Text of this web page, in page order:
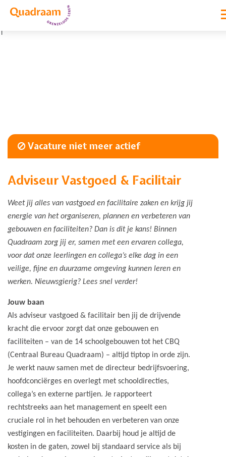
|
Vacature niet meer actief
Adviseur Vastgoed & Facilitair
Weet jij alles van vastgoed en facilitaire zaken en krijg jij
energie van het organiseren, plannen en verbeteren van
gebouwen en faciliteiten? Dan is dit je kans! Binnen
Quadraam zorg jij er, samen met een ervaren collega,
voor dat onze leerlingen en collega’s elke dag in een
veilige, fijne en duurzame omgeving kunnen leren en
werken. Nieuwsgierig? Lees snel verder!
Jouw baan
Als adviseur vastgoed & facilitair ben jij de drijvende
kracht die ervoor zorgt dat onze gebouwen en
faciliteiten – van de 14 schoolgebouwen tot het CBQ
(Centraal Bureau Quadraam) – altijd tiptop in orde zijn.
Je werkt nauw samen met de directeur bedrijfsvoering,
hoofdconciërges en overlegt met schooldirecties,
collega’s en externe partijen. Je rapporteert
rechtstreeks aan het management en speelt een
cruciale rol in het behouden en verbeteren van onze
vestigingen en faciliteiten. Daarbij houd je altijd de
kosten in de gaten, zowel bij standaard service als bij